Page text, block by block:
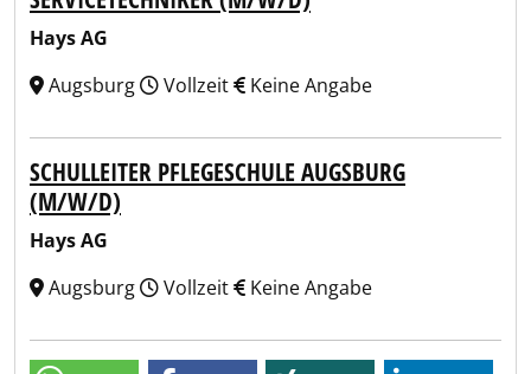
Hays AG
Augsburg
Vollzeit Keine Angabe
SCHULLEITER PFLEGESCHULE AUGSBURG
(M/W/D)
Hays AG
Augsburg
Vollzeit Keine Angabe